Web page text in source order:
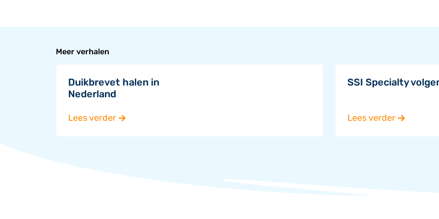
Meer verhalen
Duikbrevet halen in
Nederland
Lees verder
SSI Specialty
Lees verder